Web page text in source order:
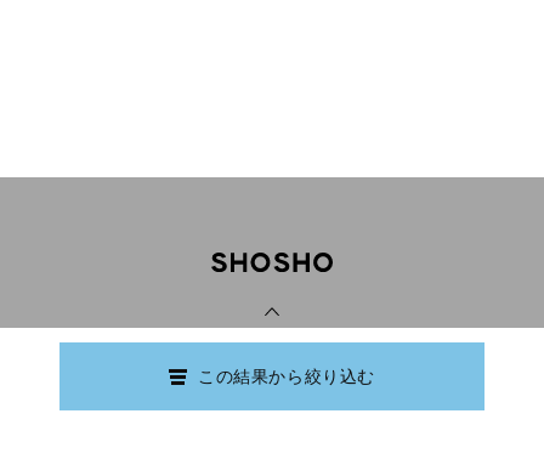
この結果から絞り込む
Copyright © Ishikawa Prefectural Library.